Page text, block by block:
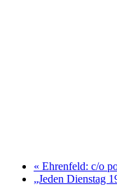
« Ehrenfeld: c/o
„Jeden Dienstag